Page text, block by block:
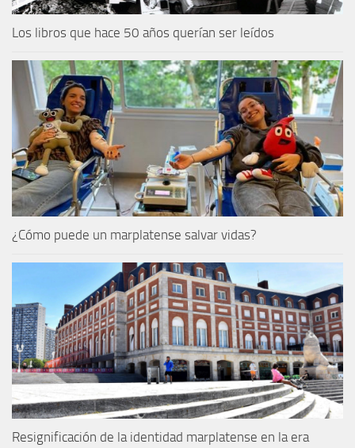
Los libros que hace 50 años querían ser leídos
¿Cómo puede un marplatense salvar vidas?
Resignificación de la identidad marplatense en la era